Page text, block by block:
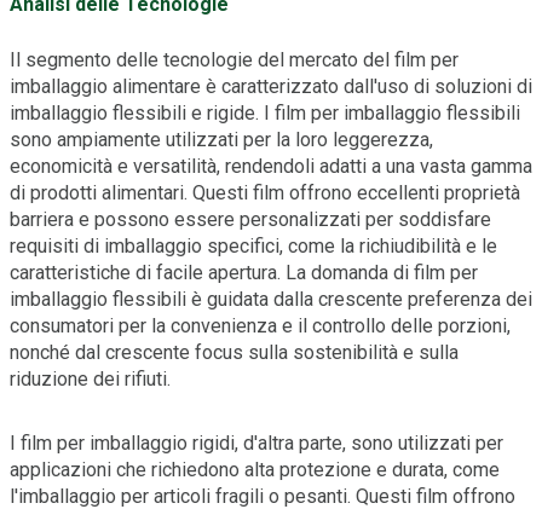
Il segmento delle tecnologie del mercato del film per
imballaggio alimentare è caratterizzato dall'uso di soluzioni di
imballaggio flessibili e rigide. I film per imballaggio flessibili
sono ampiamente utilizzati per la loro leggerezza,
economicità e versatilità, rendendoli adatti a una vasta gamma
di prodotti alimentari. Questi film offrono eccellenti proprietà
barriera e possono essere personalizzati per soddisfare
requisiti di imballaggio specifici, come la richiudibilità e le
caratteristiche di facile apertura. La domanda di film per
imballaggio flessibili è guidata dalla crescente preferenza dei
consumatori per la convenienza e il controllo delle porzioni,
nonché dal crescente focus sulla sostenibilità e sulla
riduzione dei rifiuti.
I film per imballaggio rigidi, d'altra parte, sono utilizzati per
applicazioni che richiedono alta protezione e durata, come
l'imballaggio per articoli fragili o pesanti. Questi film offrono